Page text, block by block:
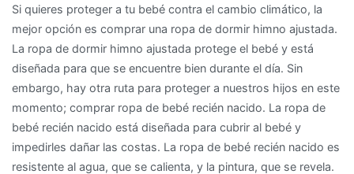
Si quieres proteger a tu bebé contra el cambio climático, la
mejor opción es comprar una ropa de dormir himno ajustada.
La ropa de dormir himno ajustada protege el bebé y está
diseñada para que se encuentre bien durante el día. Sin
embargo, hay otra ruta para proteger a nuestros hijos en este
momento; comprar ropa de bebé recién nacido. La ropa de
bebé recién nacido está diseñada para cubrir al bebé y
impedirles dañar las costas. La ropa de bebé recién nacido es
resistente al agua, que se calienta, y la pintura, que se revela.